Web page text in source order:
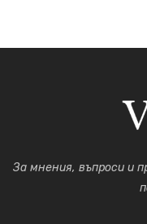
За мнения, въпроси и